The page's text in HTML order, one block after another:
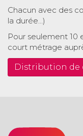
Chacun avec des
la durée…)
Pour seulement 10
court métrage
Distribution de